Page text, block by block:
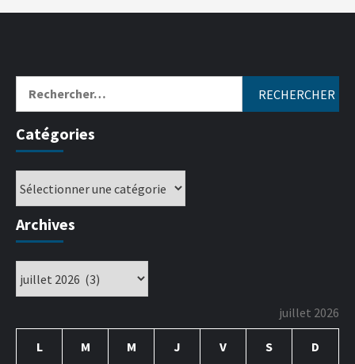
Catégories
Archives
juillet 2026
L M M J V S D